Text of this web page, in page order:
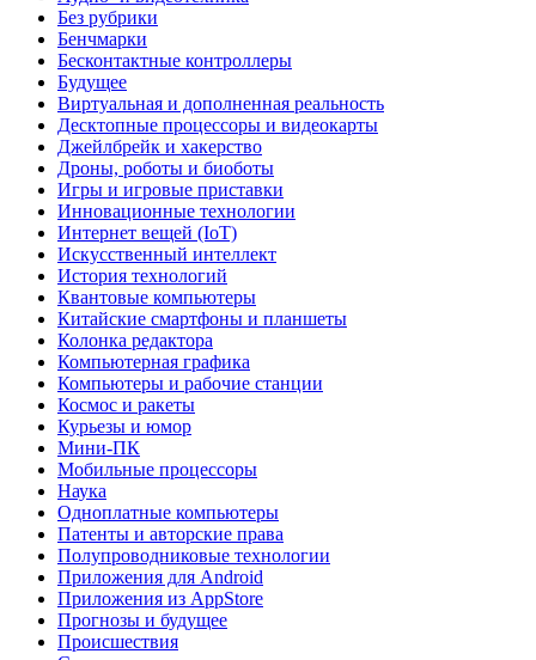
Без рубрики
Бенчмарки
Бесконтактные контроллеры
Будущее
Виртуальная и дополненная реальность
Десктопные процессоры и видеокарты
Джейлбрейк и хакерство
Дроны, роботы и биоботы
Игры и игровые приставки
Инновационные технологии
Интернет вещей (IoT)
Искусственный интеллект
История технологий
Квантовые компьютеры
Китайские смартфоны и планшеты
Колонка редактора
Компьютерная графика
Компьютеры и рабочие станции
Космос и ракеты
Курьезы и юмор
Мини-ПК
Мобильные процессоры
Наука
Одноплатные компьютеры
Патенты и авторские права
Полупроводниковые технологии
Приложения для Android
Приложения из AppStore
Прогнозы и будущее
Происшествия